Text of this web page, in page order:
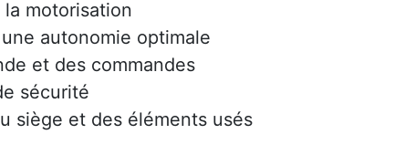
motorisation
autonomie optimale
et des commandes
sécurité
siège et des éléments usés